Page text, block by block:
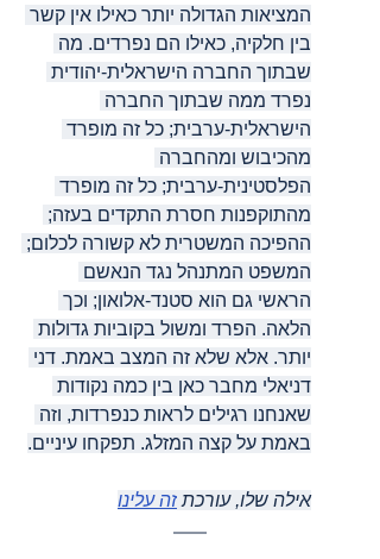
המציאות הגדולה יותר כאילו אין קשר
בין חלקיה, כאילו הם נפרדים. מה
שבתוך החברה הישראלית-יהודית
נפרד ממה שבתוך החברה
הישראלית-ערבית; כל זה מופרד
מהכיבוש ומהחברה
הפלסטינית-ערבית; כל זה מופרד
מהתוקפנות חסרת התקדים בעזה;
ההפיכה המשטרית לא קשורה לכלום;
המשפט המתנהל נגד הנאשם
הראשי גם הוא סטנד-אלואון; וכך
הלאה. הפרד ומשול בקוביות גדולות
יותר. אלא שלא זה המצב באמת. דני
דניאלי מחבר כאן בין כמה נקודות
שאנחנו רגילים לראות כנפרדות, וזה
באמת על קצה המזלג. תפקחו עיניים.
אילה שלו, עורכת זה עלינו